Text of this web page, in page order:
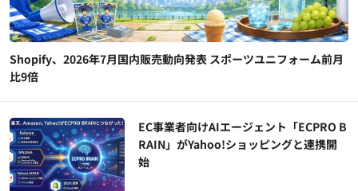
Shopify、2026年7月国内販売動向発表 スポーツユニフォーム前月
比9倍
EC事業者向けAIエージェント「ECPRO B
RAIN」がYahoo!ショッピングと連携開
始